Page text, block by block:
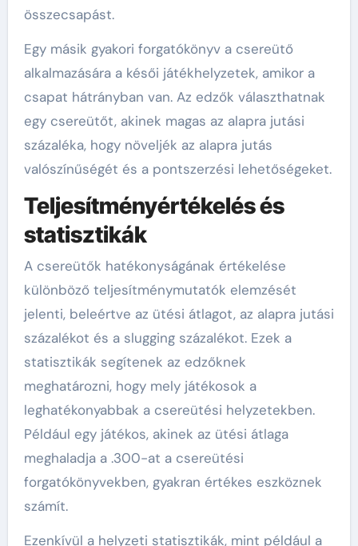
összecsapást.
Egy másik gyakori forgatókönyv a csereütő
alkalmazására a késői játékhelyzetek, amikor a
csapat hátrányban van. Az edzők választhatnak
egy csereütőt, akinek magas az alapra jutási
százaléka, hogy növeljék az alapra jutás
valószínűségét és a pontszerzési lehetőségeket.
Teljesítményértékelés és
statisztikák
A csereütők hatékonyságának értékelése
különböző teljesítménymutatók elemzését
jelenti, beleértve az ütési átlagot, az alapra jutási
százalékot és a slugging százalékot. Ezek a
statisztikák segítenek az edzőknek
meghatározni, hogy mely játékosok a
leghatékonyabbak a csereütési helyzetekben.
Például egy játékos, akinek az ütési átlaga
meghaladja a .300-at a csereütési
forgatókönyvekben, gyakran értékes eszköznek
számít.
Ezenkívül a helyzeti statisztikák, mint például a